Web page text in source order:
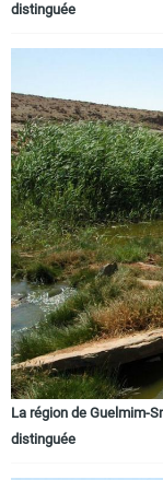
distinguée
La région de Guelmim-
distinguée